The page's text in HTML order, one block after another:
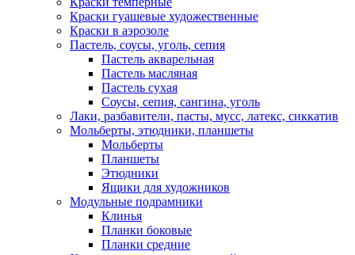
Краски гуашевые художественные
Краски в аэрозоле
Пастель, соусы, уголь, сепия
Пастель акварельная
Пастель масляная
Пастель сухая
Соусы, сепия, сангина, уголь
Лаки, разбавители, пасты, мусс, латекс, сиккатив
Мольберты, этюдники, планшеты
Мольберты
Планшеты
Этюдники
Ящики для художников
Модульные подрамники
Клинья
Планки боковые
Планки средние